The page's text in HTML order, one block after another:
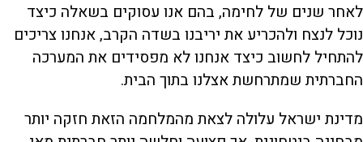
לאחר שנים של לחימה, בהם אנו עסוקים בשאלה כיצד
נוכל לנצח ולהכריע את יריבנו בשדה הקרב, אנחנו צריכים
להתחיל לחשוב כיצד אנחנו לא מפסידים את המערכה
החברתית שמתרחשת אצלנו בתוך הבית.
מדינת ישראל עלולה לצאת מהמלחמה הזאת חזקה יותר